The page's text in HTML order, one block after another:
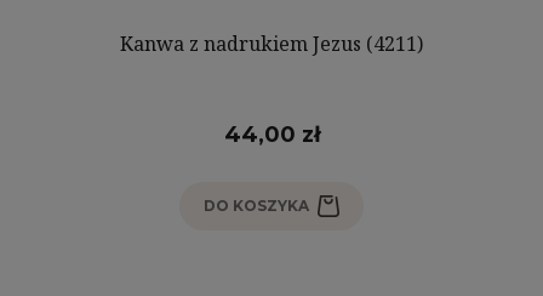
Kanwa z nadrukiem Jezus (4211)
44,00 zł
DO KOSZYKA